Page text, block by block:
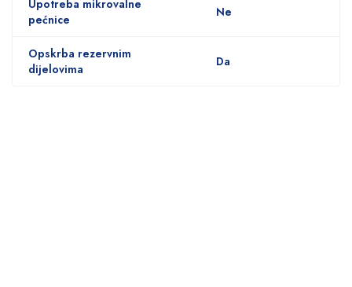
Upotreba mikrovalne
pećnice
Ne
Opskrba rezervnim
dijelovima
Da